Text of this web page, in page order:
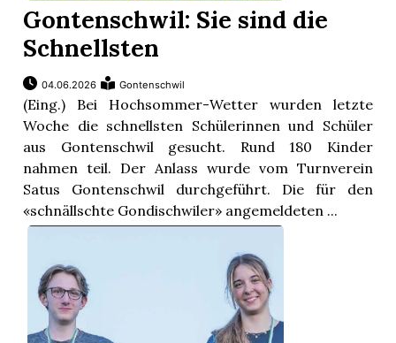
Gontenschwil: Sie sind die
Schnellsten
04.06.2026 Gontenschwil
(Eing.) Bei Hochsommer-Wetter wurden letzte
Woche die schnellsten Schülerinnen und Schüler
aus Gontenschwil gesucht. Rund 180 Kinder
nahmen teil. Der Anlass wurde vom Turnverein
Satus Gontenschwil durchgeführt. Die für den
«schnällschte Gondischwiler» angemeldeten ...